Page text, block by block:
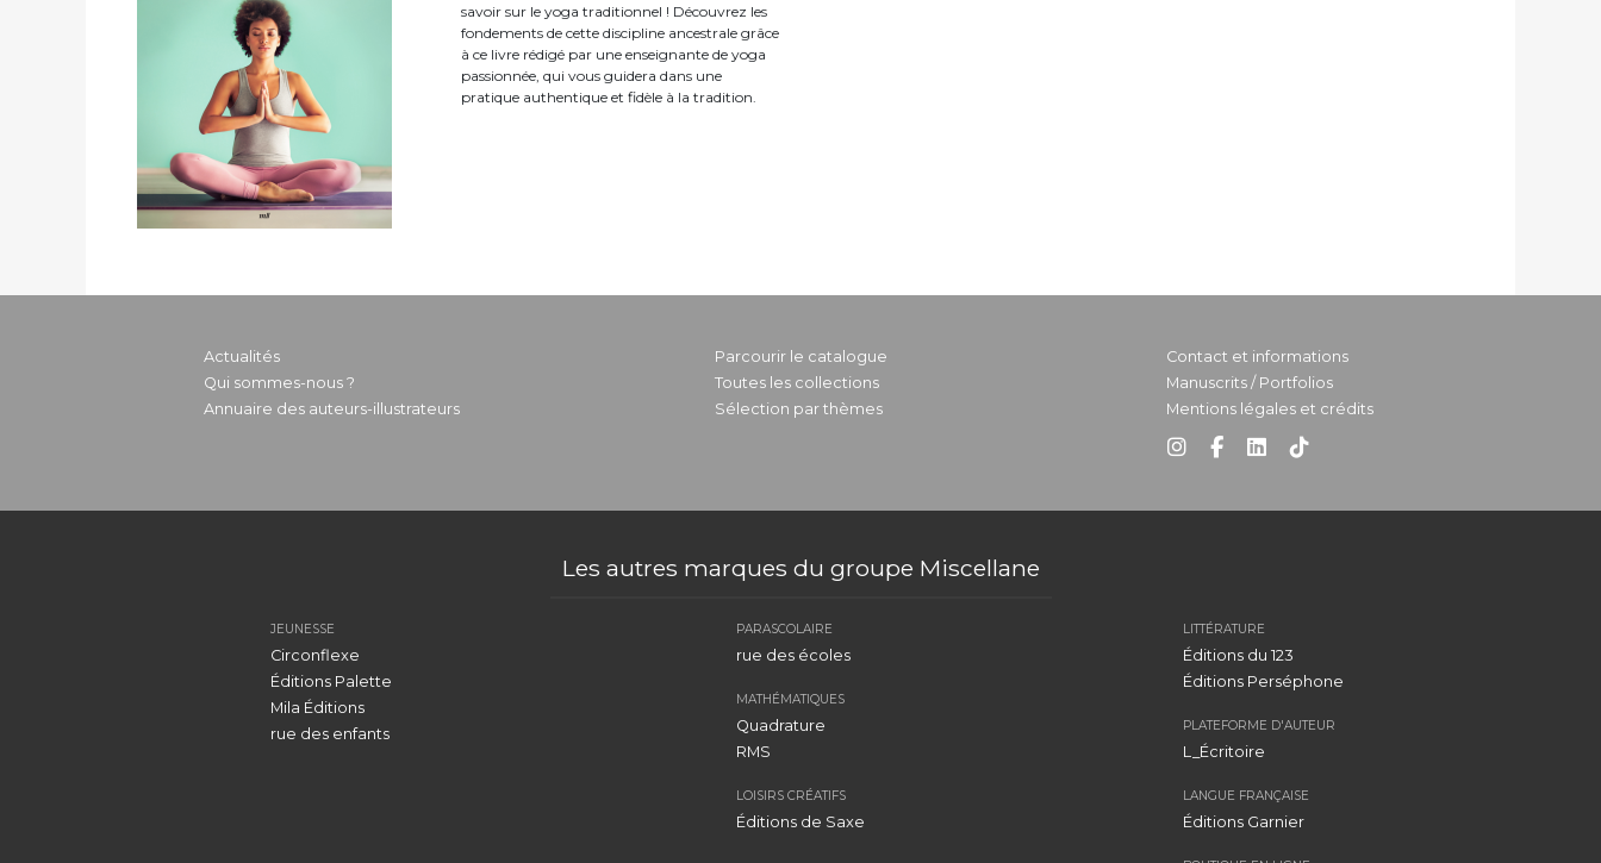
savoir sur le yoga traditionnel ! Découvrez les
fondements de cette discipline ancestrale grâce
à ce livre rédigé par une enseignante de yoga
passionnée, qui vous guidera dans une
pratique authentique et fidèle à la tradition.
Actualités
Qui sommes-nous ?
Annuaire des auteurs-illustrateurs
Parcourir le catalogue
Toutes les collections
Sélection par thèmes
Contact et informations
Manuscrits / Portfolios
Mentions légales et crédits
Les autres marques du groupe Miscellane
JEUNESSE
Circonflexe
Éditions Palette
Mila Éditions
rue des enfants
PARASCOLAIRE
rue des écoles
MATHÉMATIQUES
Quadrature
RMS
LOISIRS CRÉATIFS
Éditions de Saxe
LITTÉRATURE
Éditions du 123
Éditions Perséphone
PLATEFORME D'AUTEUR
L_Écritoire
LANGUE FRANÇAISE
Éditions Garnier